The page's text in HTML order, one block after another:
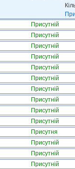
Присутній
Присутній
Присутній
Присутній
Присутній
Присутній
Присутній
Присутній
Присутній
Присутній
Присутня
Присутній
Присутній
Присутній